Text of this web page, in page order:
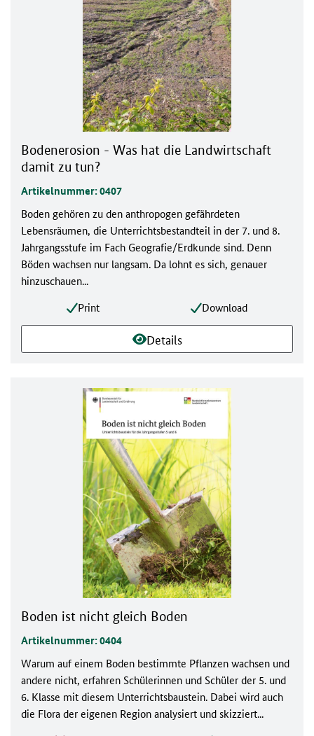
Bodenerosion - Was hat die Landwirtschaft
damit zu tun?
Artikelnummer: 0407
Boden gehören zu den anthropogen gefährdeten
Lebensräumen, die Unterrichtsbestandteil in der 7. und 8.
Jahrgangsstufe im Fach Geografie/Erdkunde sind. Denn
Böden wachsen nur langsam. Da lohnt es sich, genauer
hinzuschauen...
Print
Download
Details
Boden ist nicht gleich Boden
Artikelnummer: 0404
Warum auf einem Boden bestimmte Pflanzen wachsen und
andere nicht, erfahren Schülerinnen und Schüler der 5. und
6. Klasse mit diesem Unterrichtsbaustein. Dabei wird auch
die Flora der eigenen Region analysiert und skizziert...